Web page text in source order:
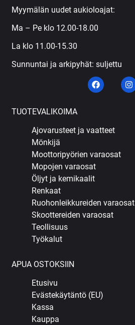
Myymälän uudet aukioloajat:
Ma – Pe klo 12.00-18.00
La klo 11.00-15.30
Sunnuntai ja arkipyhät: suljettu
TUOTEVALIKOIMA
Ajovarusteet ja vaatteet
Mönkijä
Moottoripyörien varaosat
Mopojen varaosat
Öljyt ja kemikaalit
Renkaat
Ruohonleikkureiden varaosat
Skoottereiden varaosat
Teollisuus
Työkalut
APUA OSTOKSIIN
Etusivu
Evästekäytäntö (EU)
Kassa
Kauppa